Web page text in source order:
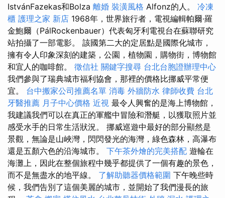
IstvánFazekas和Bolza 離婚 裝潢風格 Alfonz的人。 冷凍
櫃 護理之家 新店 1968年，世界旅行者，電視編輯帕爾·羅
金鮑爾（PálRockenbauer）代表匈牙利電視台在蘇聯研究
站拍攝了一部電影。 該國第二大的定居點是國際化城市，
擁有令人印象深刻的建築，公園，植物園，購物街，博物館
和宜人的咖啡館。 徵信社 關鍵字搜尋 台北台胞證辦理中心
我們參與了瑞典城市福利協會，那裡的價格比挪威平常便
宜。 台中搬家公司推薦名單 消毒 外牆防水 律師收費 台北
牙醫推薦 月子中心價格 近視 最令人興奮的是海上博物館，
我建議我們可以在真正的軍艦中冒險和潛艇，以獲取照片並
感受水手的日常生活狀況。 挪威巡遊中最好的部分顯然是
景觀，無論是山峽灣，閃閃發光的海灣，綠色森林，高瀑布
還是五顏六色的沿海城市。 下午茶外燴的完美搭配 遊輪在
海灘上，因此在整個旅程中幾乎都提供了一個有趣的景色，
而不是無盡水的地平線。 了解助聽器價格範圍 下午晚些時
候，我們告別了這個美麗的城市，並開始了我們漫長的旅